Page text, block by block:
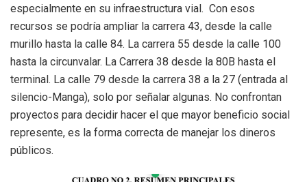
especialmente en su infraestructura vial. Con esos
recursos se podría ampliar la carrera 43, desde la calle
murillo hasta la calle 84. La carrera 55 desde la calle 100
hasta la circunvalar. La Carrera 38 desde la 80B hasta el
terminal. La calle 79 desde la carrera 38 a la 27 (entrada al
silencio-Manga), solo por señalar algunas. No confrontan
proyectos para decidir hacer el que mayor beneficio social
represente, es la forma correcta de manejar los dineros
públicos.